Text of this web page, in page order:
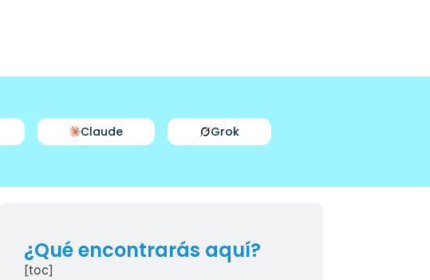
Claude Grok
¿Qué encontrarás aquí?
[toc]